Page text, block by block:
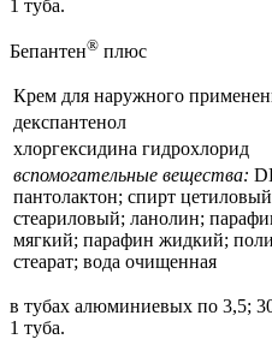
1 туба.
Бепантен® плюс
Крем для наружного
декспантенол
хлоргексидина гидрохлорид
вспомогательные вещества:
пантолактон; спирт
стеариловый; ланолин;
мягкий; парафин жидкий;
стеарат; вода очищенная
в тубах алюминиевых по 3,5;
1 туба.